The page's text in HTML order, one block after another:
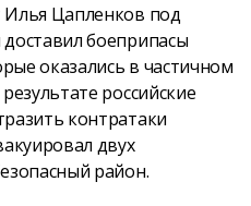
Цапленков под
боеприпасы
оказались в частичном
российские
контратаки
двух
район.